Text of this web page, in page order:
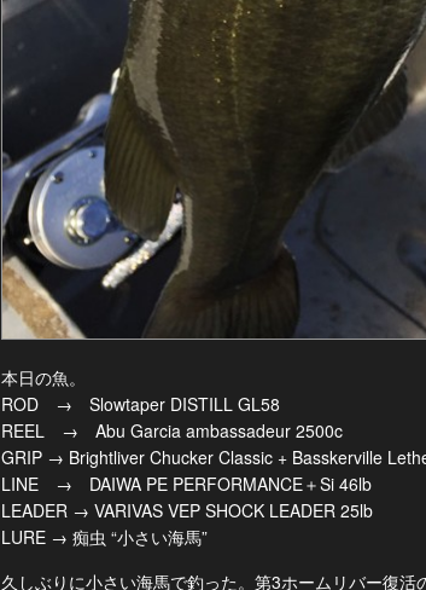
本日の魚。
ROD → Slowtaper DISTILL GL58
REEL → Abu Garcia ambassadeur 2500c
GRIP → Brightliver Chucker Classic + Basskerville
LINE → DAIWA PE PERFORMANCE＋Si 46lb
LEADER → VARIVAS VEP SHOCK LEADER 25lb
LURE → 痴虫 “小さい海馬”
久しぶりに小さい海馬で釣った。第3ホームリバー復活